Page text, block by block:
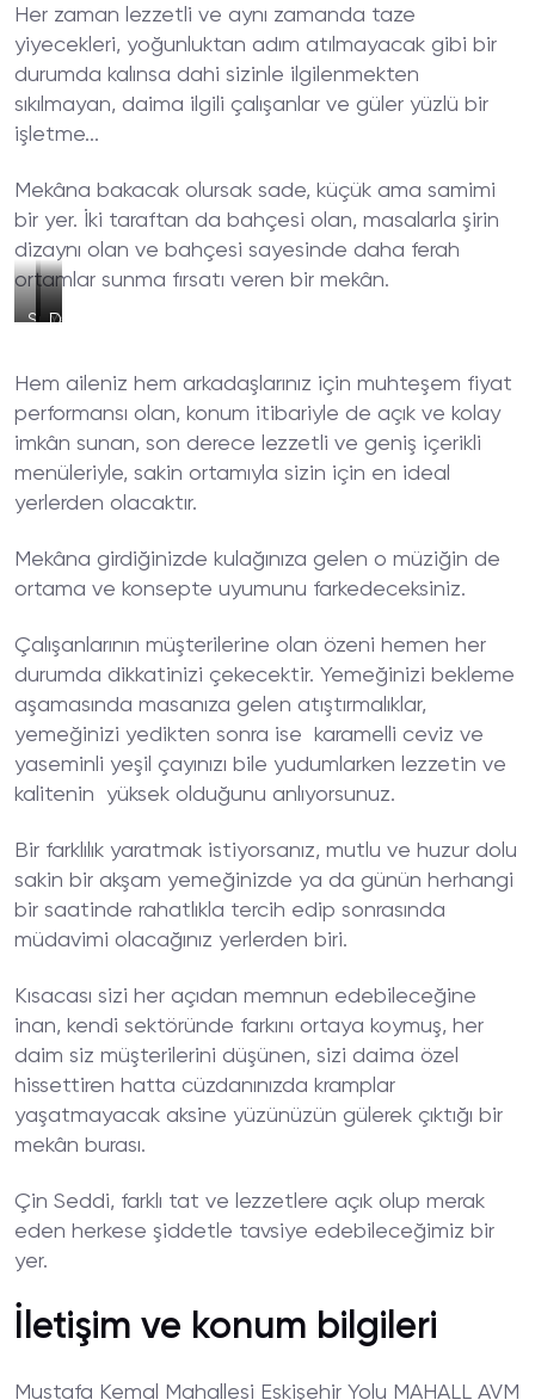
Her zaman lezzetli ve aynı zamanda taze
yiyecekleri, yoğunluktan adım atılmayacak gibi bir
durumda kalınsa dahi sizinle ilgilenmekten
sıkılmayan, daima ilgili çalışanlar ve güler yüzlü bir
işletme...
Mekâna bakacak olursak sade, küçük ama samimi
bir yer. İki taraftan da bahçesi olan, masalarla şirin
dizaynı olan ve bahçesi sayesinde daha ferah
ortamlar sunma fırsatı veren bir mekân.
SuşiYemek
Doyurucu
Hem aileniz hem arkadaşlarınız için muhteşem fiyat
performansı olan, konum itibariyle de açık ve kolay
imkân sunan, son derece lezzetli ve geniş içerikli
menüleriyle, sakin ortamıyla sizin için en ideal
yerlerden olacaktır.
Mekâna girdiğinizde kulağınıza gelen o müziğin de
ortama ve konsepte uyumunu farkedeceksiniz.
Çalışanlarının müşterilerine olan özeni hemen her
durumda dikkatinizi çekecektir. Yemeğinizi bekleme
aşamasında masanıza gelen atıştırmalıklar,
yemeğinizi yedikten sonra ise karamelli ceviz ve
yaseminli yeşil çayınızı bile yudumlarken lezzetin ve
kalitenin yüksek olduğunu anlıyorsunuz.
Bir farklılık yaratmak istiyorsanız, mutlu ve huzur dolu
sakin bir akşam yemeğinizde ya da günün herhangi
bir saatinde rahatlıkla tercih edip sonrasında
müdavimi olacağınız yerlerden biri.
Kısacası sizi her açıdan memnun edebileceğine
inan, kendi sektöründe farkını ortaya koymuş, her
daim siz müşterilerini düşünen, sizi daima özel
hissettiren hatta cüzdanınızda kramplar
yaşatmayacak aksine yüzünüzün gülerek çıktığı bir
mekân burası.
Çin Seddi, farklı tat ve lezzetlere açık olup merak
eden herkese şiddetle tavsiye edebileceğimiz bir
yer.
İletişim ve konum bilgileri
Mustafa Kemal Mahallesi Eskişehir Yolu MAHALL AVM